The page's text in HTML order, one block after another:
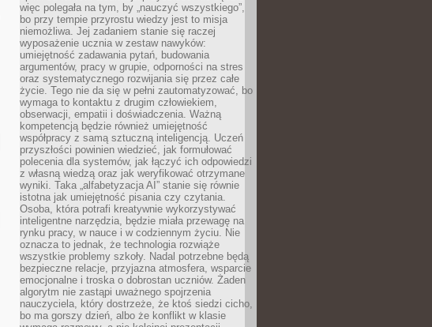
więc polegała na tym, by „nauczyć wszystkiego”,
bo przy tempie przyrostu wiedzy jest to misja
niemożliwa. Jej zadaniem stanie się raczej
wyposażenie ucznia w zestaw nawyków:
umiejętność zadawania pytań, budowania
argumentów, pracy w grupie, odporności na stres
oraz systematycznego rozwijania się przez całe
życie. Tego nie da się w pełni zautomatyzować, bo
wymaga to kontaktu z drugim człowiekiem,
obserwacji, empatii i doświadczenia. Ważną
kompetencją będzie również umiejętność
współpracy z samą sztuczną inteligencją. Uczeń
przyszłości powinien wiedzieć, jak formułować
polecenia dla systemów, jak łączyć ich odpowiedzi
z własną wiedzą oraz jak weryfikować otrzymane
wyniki. Taka „alfabetyzacja AI” stanie się równie
istotna jak umiejętność pisania czy czytania.
Osoba, która potrafi kreatywnie wykorzystywać
inteligentne narzędzia, będzie miała przewagę na
rynku pracy, w nauce i w codziennym życiu. Nie
oznacza to jednak, że technologia rozwiąże
wszystkie problemy szkoły. Nadal potrzebne będą
bezpieczne relacje, przyjazna atmosfera, wsparcie
emocjonalne i troska o dobrostan uczniów. Żaden
algorytm nie zastąpi uważnego spojrzenia
nauczyciela, który dostrzeże, że ktoś siedzi cicho,
bo ma gorszy dzień, albo że konflikt w klasie